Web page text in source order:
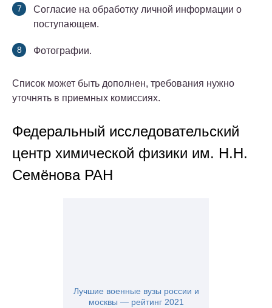
Согласие на обработку личной информации о
поступающем.
Фотографии.
Список может быть дополнен, требования нужно
уточнять в приемных комиссиях.
Федеральный исследовательский
центр химической физики им. Н.Н.
Семёнова РАН
Лучшие военные вузы россии и
москвы — рейтинг 2021